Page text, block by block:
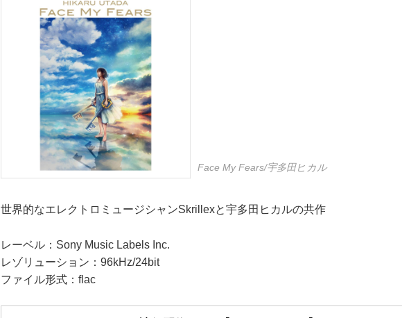
Face My Fears/宇多田ヒカル
世界的なエレクトロミュージシャンSkrillexと宇多田ヒカルの共作
レーベル：Sony Music Labels Inc.
レゾリューション：96kHz/24bit
ファイル形式：flac